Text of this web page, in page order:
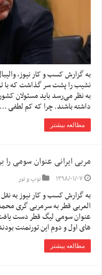
نشیب را پشت سر گذاشت که با
به نظر می‌رسد باید مسئولان
داشته باشند. چرا که کم لطفی …
مطالعه بیشتر
مربی ایرانی عنوان سومی را
۱۳۹۸/۰۱/۰۷ توپ و تور
به گزارش کسب و کار نیوز به نقل
العربی قطر به سرمربی گری
عنوان سومی لیگ قطر دست
های اول و دوم این تورنمنت
مطالعه بیشتر